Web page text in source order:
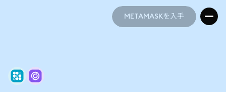
METAMASKを入手